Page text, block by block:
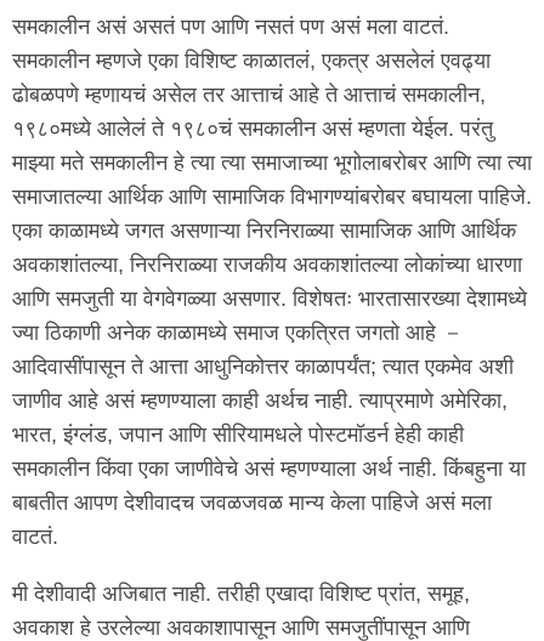
समकालीन असं असतं पण आणि नसतं पण असं मला वाटतं.
समकालीन म्हणजे एका विशिष्ट काळातलं, एकत्र असलेलं एवढ्या
ढोबळपणे म्हणायचं असेल तर आत्ताचं आहे ते आत्ताचं समकालीन,
१९८०मध्ये आलेलं ते १९८०चं समकालीन असं म्हणता येईल. परंतु
माझ्या मते समकालीन हे त्या त्या समाजाच्या भूगोलाबरोबर आणि त्या त्या
समाजातल्या आर्थिक आणि सामाजिक विभागण्यांबरोबर बघायला पाहिजे.
एका काळामध्ये जगत असणाऱ्या निरनिराळ्या सामाजिक आणि आर्थिक
अवकाशांतल्या, निरनिराळ्या राजकीय अवकाशांतल्या लोकांच्या धारणा
आणि समजुती या वेगवेगळ्या असणार. विशेषतः भारतासारख्या देशामध्ये
ज्या ठिकाणी अनेक काळामध्ये समाज एकत्रित जगतो आहे －
आदिवासींपासून ते आत्ता आधुनिकोत्तर काळापर्यंत; त्यात एकमेव अशी
जाणीव आहे असं म्हणण्याला काही अर्थच नाही. त्याप्रमाणे अमेरिका,
भारत, इंग्लंड, जपान आणि सीरियामधले पोस्टमॉडर्न हेही काही
समकालीन किंवा एका जाणीवेचे असं म्हणण्याला अर्थ नाही. किंबहुना या
बाबतीत आपण देशीवादच जवळजवळ मान्य केला पाहिजे असं मला
वाटतं.
मी देशीवादी अजिबात नाही. तरीही एखादा विशिष्ट प्रांत, समूह,
अवकाश हे उरलेल्या अवकाशापासून आणि समजुतींपासून आणि